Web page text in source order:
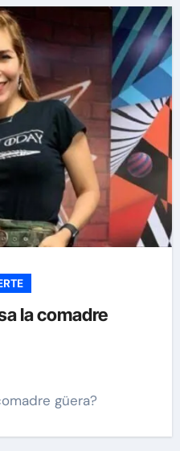
la comadre
güera?